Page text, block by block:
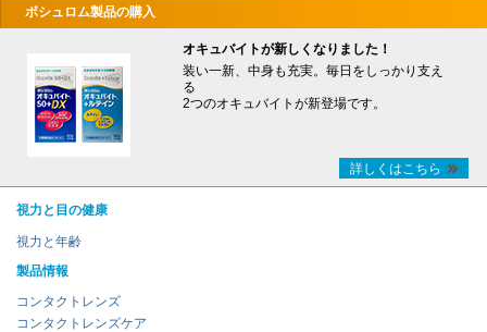
ボシュロム製品の購入
オキュバイトが新しくなりました！
装い一新、中身も充実。毎日をしっかり支え
る
2つのオキュバイトが新登場です。
詳しくはこちら
視力と目の健康
視力と年齢
製品情報
コンタクトレンズ
コンタクトレンズケア